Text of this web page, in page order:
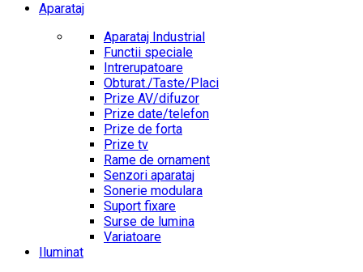
Aparataj
Aparataj Industrial
Functii speciale
Intrerupatoare
Obturat./Taste/Placi
Prize AV/difuzor
Prize date/telefon
Prize de forta
Prize tv
Rame de ornament
Senzori aparataj
Sonerie modulara
Suport fixare
Surse de lumina
Variatoare
Iluminat